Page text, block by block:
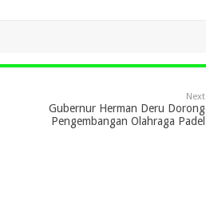
Next
Gubernur Herman Deru Dorong
Pengembangan Olahraga Padel